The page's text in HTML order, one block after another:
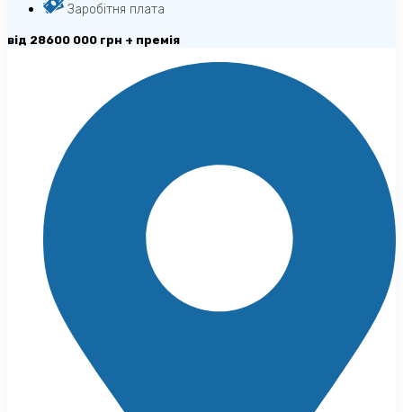
Заробітня плата
від 28600 000 грн + премія